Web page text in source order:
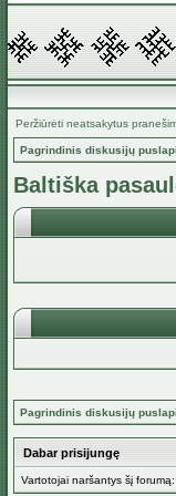
Peržiūrėti neatsakytus
Pagrindinis diskusijų
Baltiška
Pagrindinis diskusijų
Dabar prisijungę
Vartotojai naršantys šį